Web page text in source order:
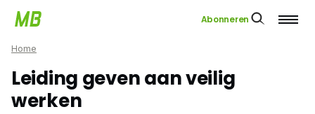
Abonneren
Home
Leiding geven aan veilig
werken